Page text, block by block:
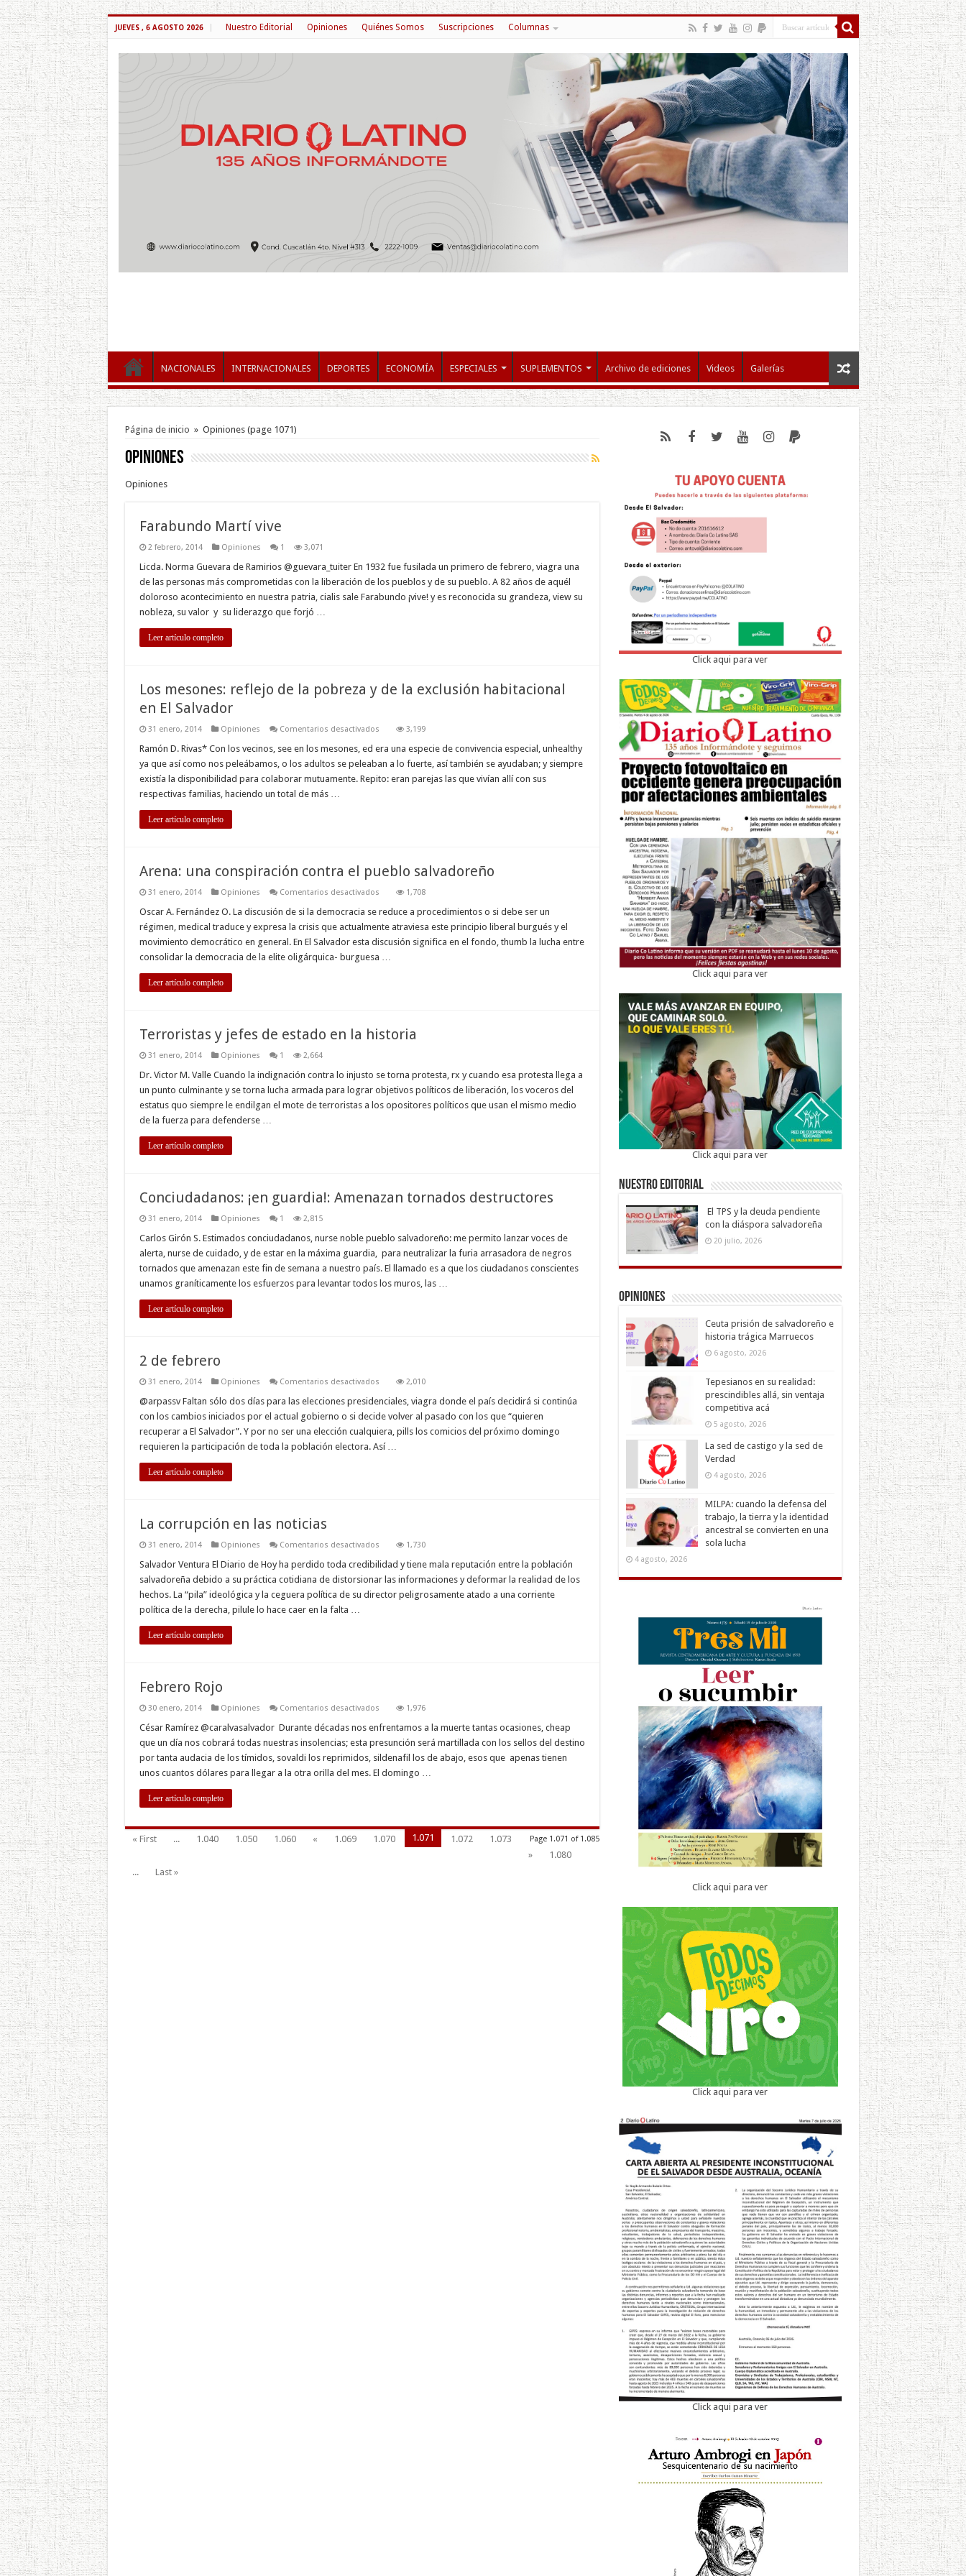
JUEVES , 6 AGOSTO 2026 Nuestro Editorial Opiniones Quiénes Somos Suscripciones Columnas
NACIONALES INTERNACIONALES DEPORTES ECONOMÍA ESPECIALES SUPLEMENTOS Archivo de ediciones Videos Galerías
Página de inicio » Opiniones(page 1071)
Opiniones
Opiniones
Farabundo Martí vive
2 febrero, 2014 Opiniones 1 3,071
Licda. Norma Guevara de Ramirios @guevara_tuiter En 1932 fue fusilada un primero de febrero, viagra una
de las personas más comprometidas con la liberación de los pueblos y de su pueblo. A 82 años de aquél
doloroso acontecimiento en nuestra patria, cialis sale Farabundo ¡vive! y es reconocida su grandeza, view su
nobleza, su valor y su liderazgo que forjó …
Leer artículo completo
Los mesones: reflejo de la pobreza y de la exclusión habitacional
en El Salvador
31 enero, 2014 Opiniones Comentarios desactivadosen
mesones:
de
la
pobreza
3,199
Ramón D. Rivas* Con los vecinos, see en los mesones, ed era una especie de convivencia especial, unhealthy
ya que así como nos peleábamos, o los adultos se peleaban a lo fuerte, así también se ayudaban; y siempre
existía la disponibilidad para colaborar mutuamente. Repito: eran parejas las que vivían allí con sus
respectivas familias, haciendo un total de más …
Leer artículo completo
Arena: una conspiración contra el pueblo salvadoreño
31 enero, 2014 Opiniones Comentarios desactivadosen
una
conspiración
contra
el
pueblo
salvadoreño
1,708
Oscar A. Fernández O. La discusión de si la democracia se reduce a procedimientos o si debe ser un
régimen, medical traduce y expresa la crisis que actualmente atraviesa este principio liberal burgués y el
movimiento democrático en general. En El Salvador esta discusión significa en el fondo, thumb la lucha entre
consolidar la democracia de la elite oligárquica- burguesa …
Leer artículo completo
Terroristas y jefes de estado en la historia
31 enero, 2014 Opiniones 1 2,664
Dr. Victor M. Valle Cuando la indignación contra lo injusto se torna protesta, rx y cuando esa protesta llega a
un punto culminante y se torna lucha armada para lograr objetivos políticos de liberación, los voceros del
estatus quo siempre le endilgan el mote de terroristas a los opositores políticos que usan el mismo medio
de la fuerza para defenderse …
Leer artículo completo
Conciudadanos: ¡en guardia!: Amenazan tornados destructores
31 enero, 2014 Opiniones 1 2,815
Carlos Girón S. Estimados conciudadanos, nurse noble pueblo salvadoreño: me permito lanzar voces de
alerta, nurse de cuidado, y de estar en la máxima guardia, para neutralizar la furia arrasadora de negros
tornados que amenazan este fin de semana a nuestro país. El llamado es a que los ciudadanos conscientes
unamos graníticamente los esfuerzos para levantar todos los muros, las …
Leer artículo completo
2 de febrero
31 enero, 2014 Opiniones Comentarios desactivadosen
de
2,010
@arpassv Faltan sólo dos días para las elecciones presidenciales, viagra donde el país decidirá si continúa
con los cambios iniciados por el actual gobierno o si decide volver al pasado con los que “quieren
recuperar a El Salvador”. Y por no ser una elección cualquiera, pills los comicios del próximo domingo
requieren la participación de toda la población electora. Así …
Leer artículo completo
La corrupción en las noticias
31 enero, 2014 Opiniones Comentarios desactivadosen
corrupción
las
noticias
1,730
Salvador Ventura El Diario de Hoy ha perdido toda credibilidad y tiene mala reputación entre la población
salvadoreña debido a su práctica cotidiana de distorsionar las informaciones y deformar la realidad de los
hechos. La “pila” ideológica y la ceguera política de su director peligrosamente atado a una corriente
política de la derecha, pilule lo hace caer en la falta …
Leer artículo completo
Febrero Rojo
30 enero, 2014 Opiniones Comentarios desactivadosen
Rojo
1,976
César Ramírez @caralvasalvador Durante décadas nos enfrentamos a la muerte tantas ocasiones, cheap
que un día nos cobrará todas nuestras insolencias; esta presunción será martillada con los sellos del destino
por tanta audacia de los tímidos, sovaldi los reprimidos, sildenafil los de abajo, esos que apenas tienen
unos cuantos dólares para llegar a la otra orilla del mes. El domingo …
Leer artículo completo
Page 1.071 of 1.085
« First ... 1.040 1.050 1.060 « 1.069 1.070 1.071 1.072
1.073
»
1.080
...
Last »
Click aqui para ver
Click aqui para ver
Click aqui para ver
Nuestro Editorial
El TPS y la deuda pendiente
con la diáspora salvadoreña
20 julio, 2026
Opiniones
Ceuta prisión de salvadoreño e
historia trágica Marruecos
6 agosto, 2026
Tepesianos en su realidad:
prescindibles allá, sin ventaja
competitiva acá
5 agosto, 2026
La sed de castigo y la sed de
Verdad
4 agosto, 2026
MILPA: cuando la defensa del
trabajo, la tierra y la identidad
ancestral se convierten en una
sola lucha
4 agosto, 2026
Click aqui para ver
Click aqui para ver
Click aqui para ver